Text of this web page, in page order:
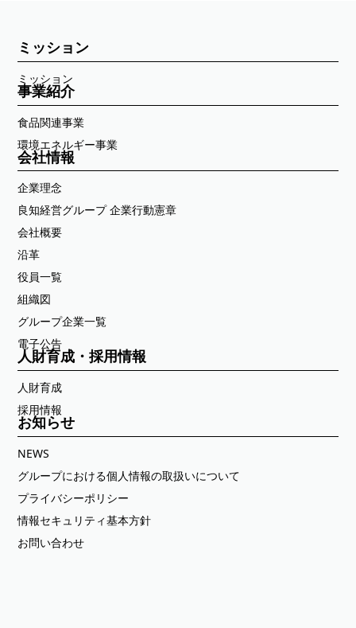
ミッション
ミッション
事業紹介
食品関連事業
環境エネルギー事業
会社情報
企業理念
良知経営グループ 企業行動憲章
会社概要
沿革
役員一覧
組織図
グループ企業一覧
電子公告
人財育成・採用情報
人財育成
採用情報
お知らせ
NEWS
グループにおける個人情報の取扱いについて
プライバシーポリシー
情報セキュリティ基本方針
お問い合わせ